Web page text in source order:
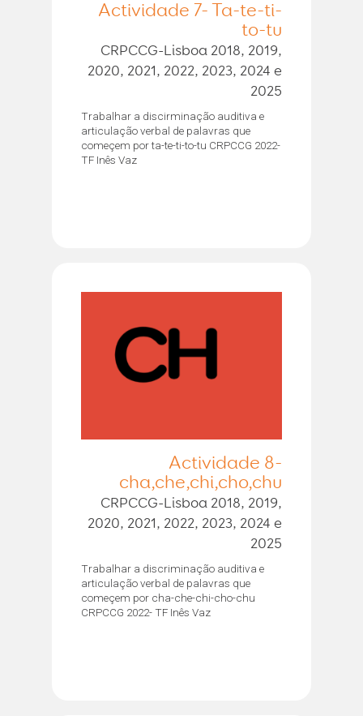
Actividade 7- Ta-te-ti-
to-tu
CRPCCG-Lisboa 2018, 2019,
2020, 2021, 2022, 2023, 2024 e
2025
Trabalhar a discirminação auditiva e
articulação verbal de palavras que
começem por ta-te-ti-to-tu CRPCCG 2022-
TF Inês Vaz
Actividade 8-
cha,che,chi,cho,chu
CRPCCG-Lisboa 2018, 2019,
2020, 2021, 2022, 2023, 2024 e
2025
Trabalhar a discriminação auditiva e
articulação verbal de palavras que
começem por cha-che-chi-cho-chu
CRPCCG 2022- TF Inês Vaz